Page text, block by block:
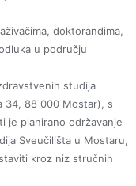
doktorandima,
u području
studija
34, 88 000 Mostar), s
je planirano održavanje
Sveučilišta u Mostaru,
kroz niz stručnih